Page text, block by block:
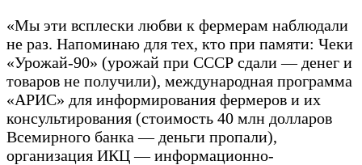
«Мы эти всплески любви к фермерам наблюдали
не раз. Напоминаю для тех, кто при памяти: Чеки
«Урожай-90» (урожай при СССР сдали — денег и
товаров не получили), международная программа
«АРИС» для информирования фермеров и их
консультирования (стоимость 40 млн долларов
Всемирного банка — деньги пропали),
организация ИКЦ — информационно-